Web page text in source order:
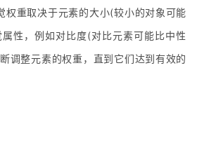
权重取决于元素的大小(较小的对象可能
性，例如对比度(对比元素可能比中性
调整元素的权重，直到它们达到有效的